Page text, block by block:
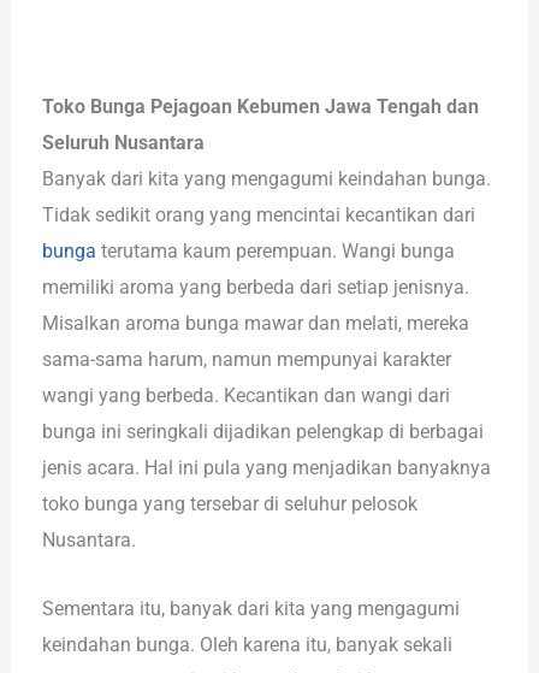
Toko Bunga Pejagoan Kebumen Jawa Tengah dan
Seluruh Nusantara
Banyak dari kita yang mengagumi keindahan bunga.
Tidak sedikit orang yang mencintai kecantikan dari
bunga terutama kaum perempuan. Wangi bunga
memiliki aroma yang berbeda dari setiap jenisnya.
Misalkan aroma bunga mawar dan melati, mereka
sama-sama harum, namun mempunyai karakter
wangi yang berbeda. Kecantikan dan wangi dari
bunga ini seringkali dijadikan pelengkap di berbagai
jenis acara. Hal ini pula yang menjadikan banyaknya
toko bunga yang tersebar di seluhur pelosok
Nusantara.
Sementara itu, banyak dari kita yang mengagumi
keindahan bunga. Oleh karena itu, banyak sekali